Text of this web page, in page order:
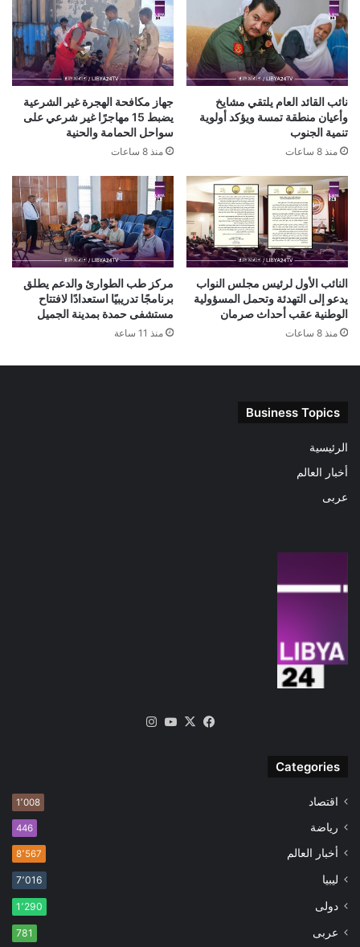
نائب القائد العام يلتقي مشايخ
وأعيان منطقة تمسة ويؤكد أولوية
تنمية الجنوب
منذ 8 ساعات
جهاز مكافحة الهجرة غير الشرعية
يضبط 15 مهاجرًا غير شرعي على
سواحل الحمامة والحنية
منذ 8 ساعات
النائب الأول لرئيس مجلس النواب
يدعو إلى التهدئة وتحمل المسؤولية
الوطنية عقب أحداث صرمان
منذ 8 ساعات
مركز طب الطوارئ والدعم يطلق
برنامجًا تدريبيًا استعدادًا لافتتاح
مستشفى حمدة بمدينة الجميل
منذ 11 ساعة
Business Topics
الرئيسية
أخبار العالم
عربى
فيسبوك
‫X
‫YouTube
Categories
اقتصاد 1٬008
رياضة 446
أخبار العالم 8٬567
ليبيا 7٬016
دولى 1٬290
عربى 781